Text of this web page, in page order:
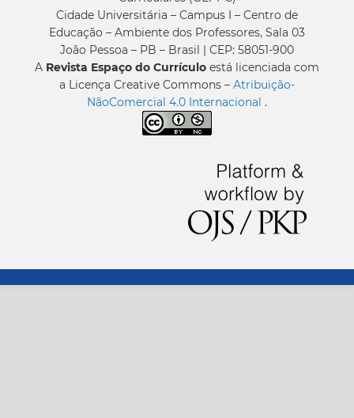
Cidade Universitária – Campus I – Centro de
Educação – Ambiente dos Professores, Sala 03
João Pessoa – PB – Brasil | CEP: 58051-900
A Revista Espaço do Currículo está licenciada com
a Licença Creative Commons – Atribuição-
NãoComercial 4.0 Internacional .